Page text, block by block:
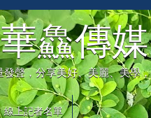
鱻傳媒
聲，分享美好、美麗、美學
線上記者名單